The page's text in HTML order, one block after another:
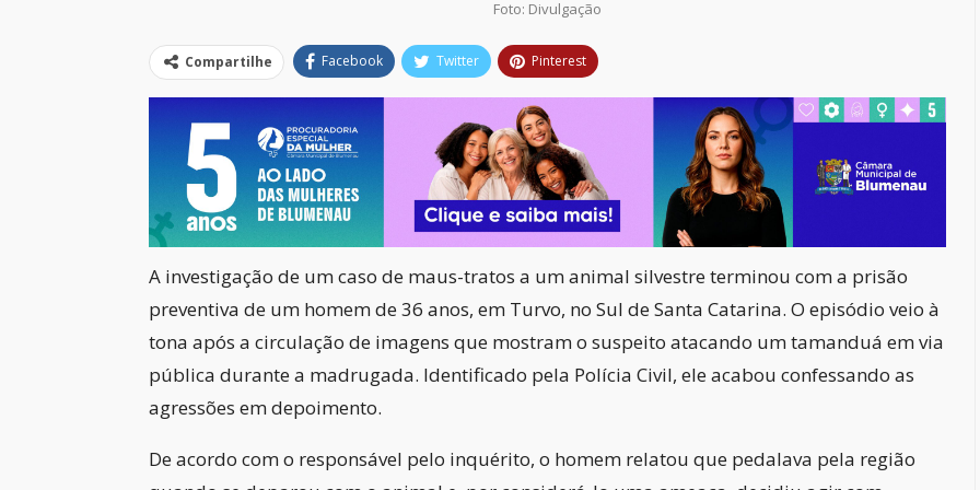
Foto: Divulgação
Compartilhe Facebook Twitter Pinterest
A investigação de um caso de maus-tratos a um animal silvestre terminou com a prisão
preventiva de um homem de 36 anos, em Turvo, no Sul de Santa Catarina. O episódio veio à
tona após a circulação de imagens que mostram o suspeito atacando um tamanduá em via
pública durante a madrugada. Identificado pela Polícia Civil, ele acabou confessando as
agressões em depoimento.
De acordo com o responsável pelo inquérito, o homem relatou que pedalava pela região